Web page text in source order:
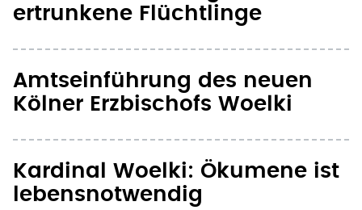
ertrunkene Flüchtlinge
Amtseinführung des neuen
Kölner Erzbischofs Woelki
Kardinal Woelki: Ökumene ist
lebensnotwendig